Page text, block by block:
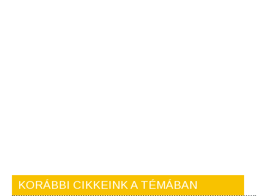
KORÁBBI CIKKEINK A TÉMÁBAN